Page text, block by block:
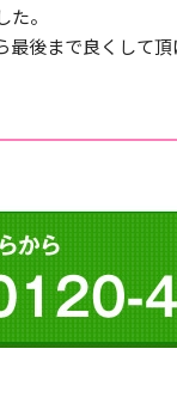
。
最後まで良くして